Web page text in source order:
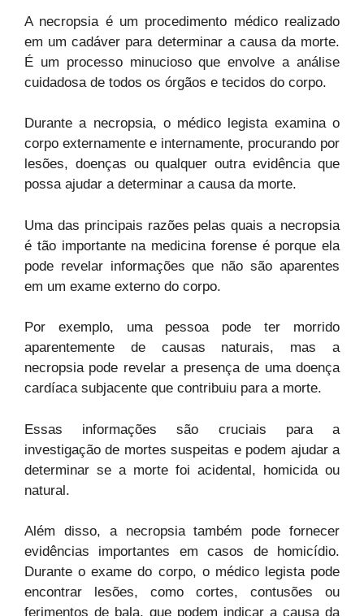
A necropsia é um procedimento médico realizado
em um cadáver para determinar a causa da morte.
É um processo minucioso que envolve a análise
cuidadosa de todos os órgãos e tecidos do corpo.
Durante a necropsia, o médico legista examina o
corpo externamente e internamente, procurando por
lesões, doenças ou qualquer outra evidência que
possa ajudar a determinar a causa da morte.
Uma das principais razões pelas quais a necropsia
é tão importante na medicina forense é porque ela
pode revelar informações que não são aparentes
em um exame externo do corpo.
Por exemplo, uma pessoa pode ter morrido
aparentemente de causas naturais, mas a
necropsia pode revelar a presença de uma doença
cardíaca subjacente que contribuiu para a morte.
Essas informações são cruciais para a
investigação de mortes suspeitas e podem ajudar a
determinar se a morte foi acidental, homicida ou
natural.
Além disso, a necropsia também pode fornecer
evidências importantes em casos de homicídio.
Durante o exame do corpo, o médico legista pode
encontrar lesões, como cortes, contusões ou
ferimentos de bala, que podem indicar a causa da